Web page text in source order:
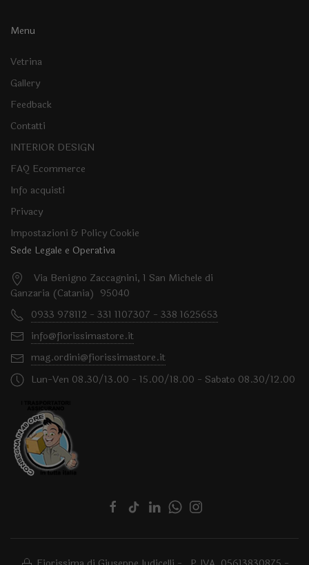
Menu
Vetrina
Gallery
Feedback
Contatti
INTERIOR DESIGN
FAQ Ecommerce
Info acquisti
Privacy
Impostazioni & Policy Cookie
Sede Legale e Operativa
Via Benigno Zaccagnini, 1 San Michele di
Ganzaria (Catania) 95040
0933 978112 - 331 1107307 - 338 1625653
info@fiorissimastore.it
mag.ordini@fiorissimastore.it
Lun-Ven 08.30/13.00 - 15.00/18.00 - Sabato 08.30/12.00